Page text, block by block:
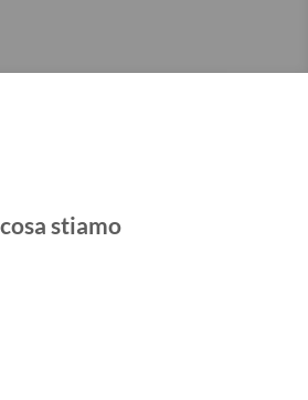
stiamo